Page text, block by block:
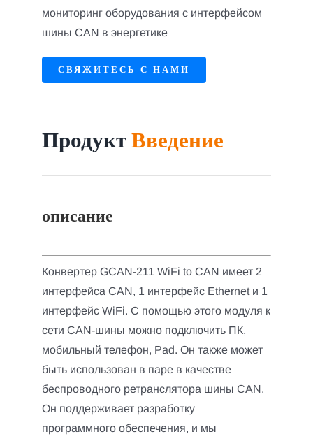
мониторинг оборудования с интерфейсом
шины CAN в энергетике
СВЯЖИТЕСЬ С НАМИ
ПродуктВведение
описание
Конвертер GCAN-211 WiFi to CAN имеет 2
интерфейса CAN, 1 интерфейс Ethernet и 1
интерфейс WiFi. С помощью этого модуля к
сети CAN-шины можно подключить ПК,
мобильный телефон, Pad. Он также может
быть использован в паре в качестве
беспроводного ретранслятора шины CAN.
Он поддерживает разработку
программного обеспечения, и мы